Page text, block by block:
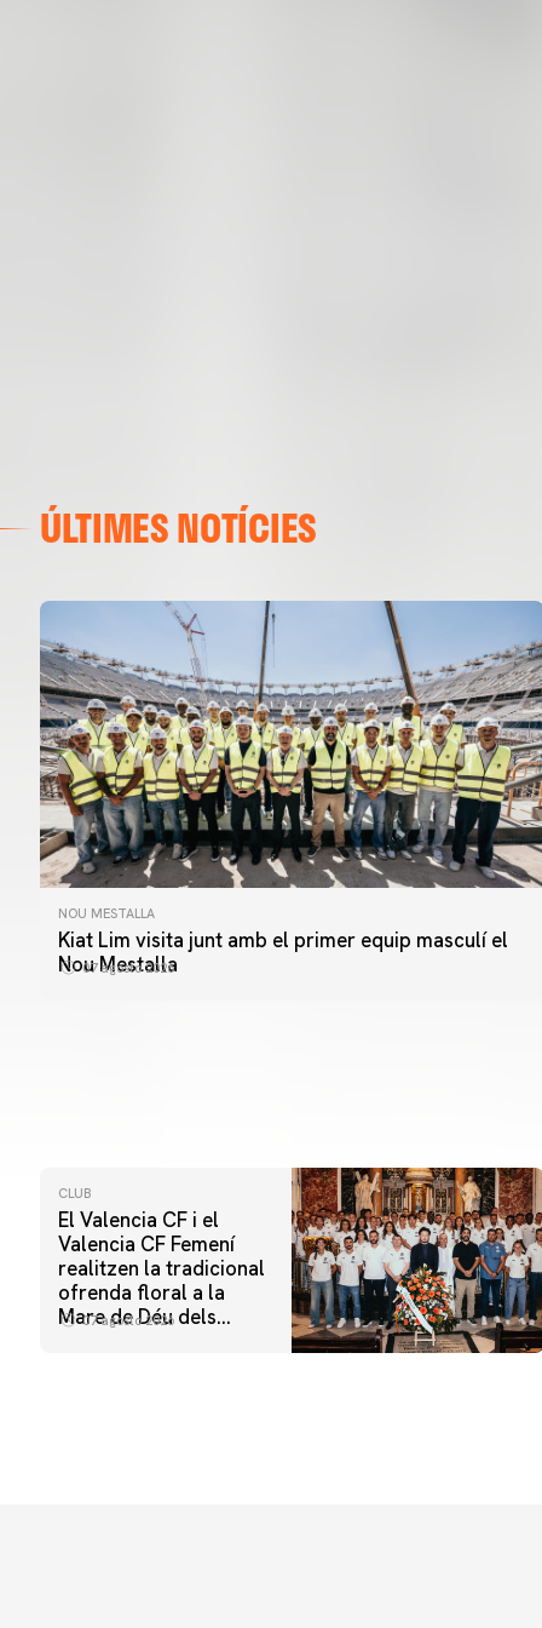
ÚLTIMES NOTÍCIES
NOU MESTALLA
Kiat Lim visita junt amb el primer equip masculí el
Nou Mestalla
07 agosto 2026
CLUB
El Valencia CF i el
Valencia CF Femení
realitzen la tradicional
ofrenda floral a la
Mare de Déu dels
07 agosto 2026